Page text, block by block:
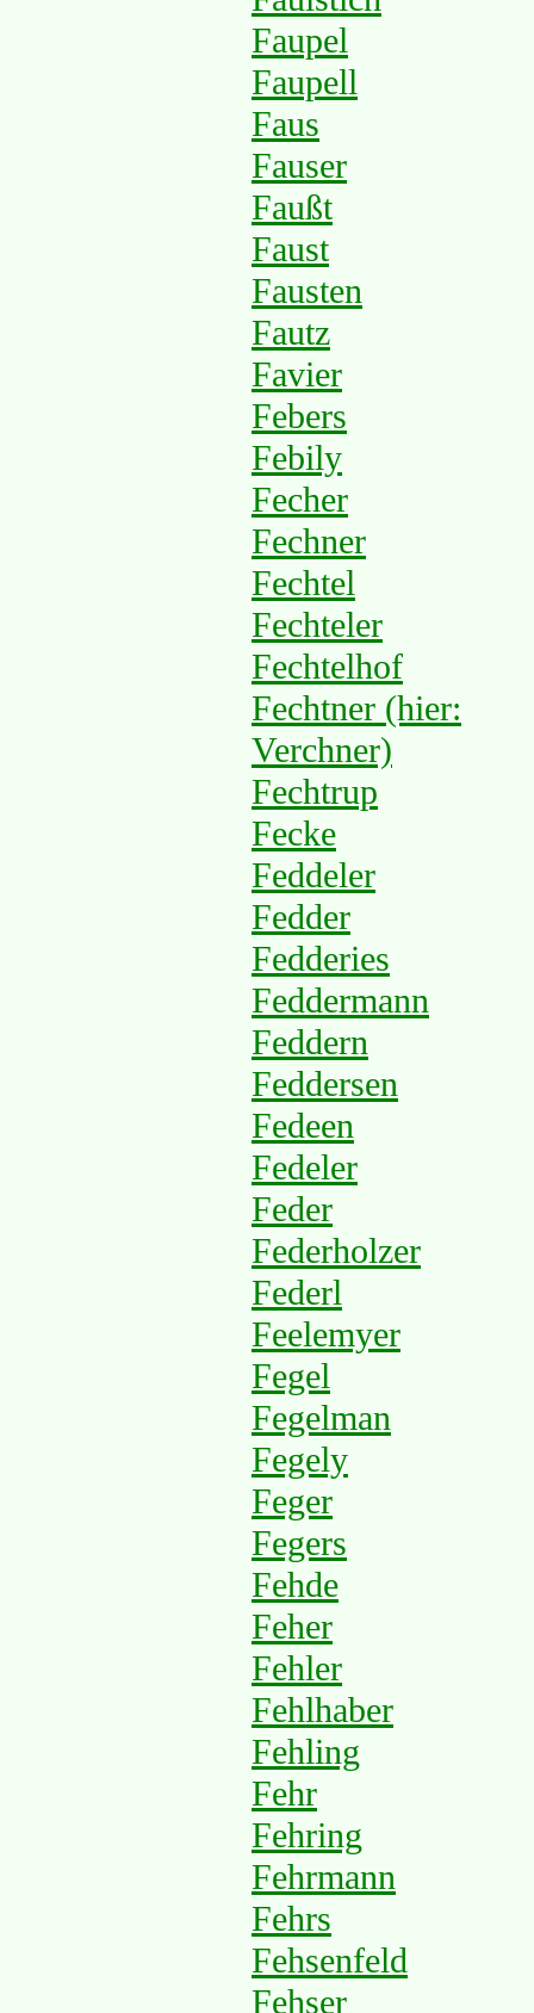
Faupel
Faupell
Faus
Fauser
Faußt
Faust
Fausten
Fautz
Favier
Febers
Febily
Fecher
Fechner
Fechtel
Fechteler
Fechtelhof
Fechtner (hier:
Verchner)
Fechtrup
Fecke
Feddeler
Fedder
Fedderies
Feddermann
Feddern
Feddersen
Fedeen
Fedeler
Feder
Federholzer
Federl
Feelemyer
Fegel
Fegelman
Fegely
Feger
Fegers
Fehde
Feher
Fehler
Fehlhaber
Fehling
Fehr
Fehring
Fehrmann
Fehrs
Fehsenfeld
Fehser